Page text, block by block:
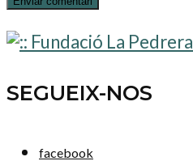
SEGUEIX-NOS
facebook